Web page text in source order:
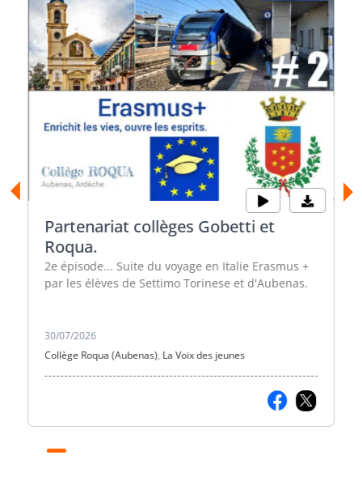
Partenariat collèges Gobetti et
Roqua.
2e épisode... Suite du voyage en Italie Erasmus +
par les élèves de Settimo Torinese et d'Aubenas.
30/07/2026
Collège Roqua (Aubenas), La Voix des jeunes